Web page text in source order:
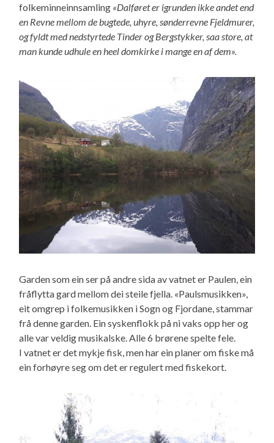
folkeminneinnsamling «Dalføret er igrunden ikke andet end
en Revne mellom de bugtede, uhyre, sønderrevne Fjeldmurer,
og fyldt med nedstyrtede Tinder og Bergstykker, saa store, at
man kunde udhule en heel domkirke i mange en af dem».
Garden som ein ser på andre sida av vatnet er Paulen, ein
fråflytta gard mellom dei steile fjella. «Paulsmusikken»,
eit omgrep i folkemusikken i Sogn og Fjordane, stammar
frå denne garden. Ein syskenflokk på ni vaks opp her og
alle var veldig musikalske. Alle 6 brørene spelte fele.
I vatnet er det mykje fisk, men har ein planer om fiske må
ein forhøyre seg om det er regulert med fiskekort.